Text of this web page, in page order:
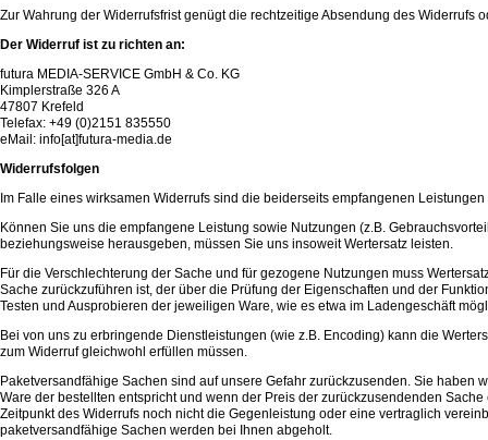
Zur Wahrung der Widerrufsfrist genügt die rechtzeitige Absendung des Widerrufs
Der Widerruf ist zu richten an:
futura MEDIA-SERVICE GmbH & Co. KG
Kimplerstraße 326 A
47807 Krefeld
Telefax: +49 (0)2151 835550
eMail: info[at]futura-media.de
Widerrufsfolgen
Im Falle eines wirksamen Widerrufs sind die beiderseits empfangenen
Können Sie uns die empfangene Leistung sowie Nutzungen (z.B.
beziehungsweise herausgeben, müssen Sie uns insoweit Wertersatz leisten.
Für die Verschlechterung der Sache und für gezogene Nutzungen muss
Sache zurückzuführen ist, der über die Prüfung der Eigenschaften und der
Testen und Ausprobieren der jeweiligen Ware, wie es etwa im Ladengeschäft
Bei von uns zu erbringende Dienstleistungen (wie z.B. Encoding) kann die
zum Widerruf gleichwohl erfüllen müssen.
Paketversandfähige Sachen sind auf unsere Gefahr zurückzusenden. Sie
Ware der bestellten entspricht und wenn der Preis der zurückzusendenden
Zeitpunkt des Widerrufs noch nicht die Gegenleistung oder eine vertraglich
paketversandfähige Sachen werden bei Ihnen abgeholt.